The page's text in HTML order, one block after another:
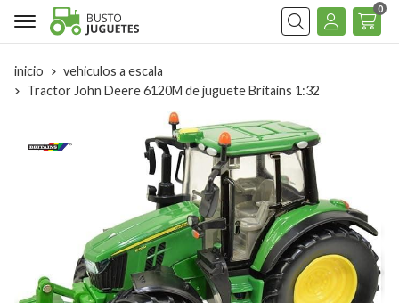
Buscar
0
inicio
vehiculos a escala
Tractor John Deere 6120M de juguete Britains 1:32